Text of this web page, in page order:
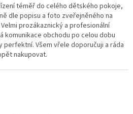
téměř do celého dětského pokoje,
dle popisu a foto zveřejněného na
prozákaznický a profesionální
komunikace obchodu po celou dobu
Všem vřele doporučuji a ráda
nakupovat.
je 5 z 5 hvězdiček.